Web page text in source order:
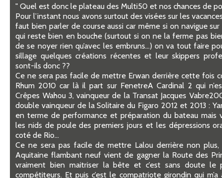
" Quel est donc le plateau des Multi50 et nos chances de
Pour l’instant nous avons surtout des visées sur les
faut bien parler de course aussi car même si on navigue
qui reste bien en bouche (surtout si on ne la ferme pas
de se noyer rien qu’avec les embruns…) on va tout faire
sillage quelques créations récentes et leur skippers
sont-ils donc ??
Ce ne sera pas facile de mettre Erwan derrière cette fois
Rhum 2010 car là il part sur FenetreA Cardinal 2 qui
Crêpes Wahou 3, vainqueur de la Transat Jacques
double vainqueur de la Solitaire du Figaro 2012 et 2013 :
en terme de performance et préparation du bateau mais
les nids de poule des premiers jours et les dépressions
coté de Rio…
Ce ne sera pas facile de mettre Lalou derrière non plus,
Aquitaine flambant neuf vient de gagner la Route des
vraiment bien maitriser la bête et c’est sans doute le
compétiteurs. Et puis c’est le compatriote girondin qui